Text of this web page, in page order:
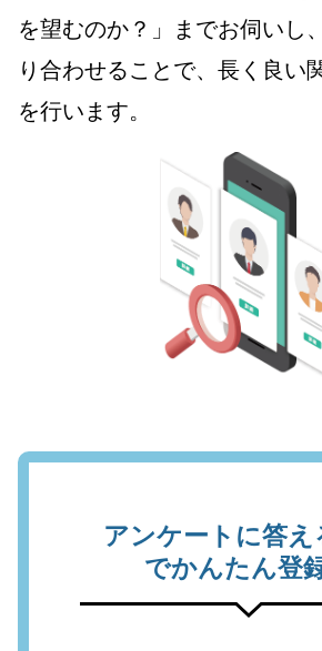
を望むのか？」までお伺いし、
り合わせることで、長く良い
を行います。
アンケートに答え
でかんたん登